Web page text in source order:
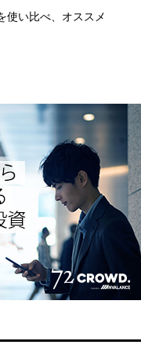
使い比べ、オススメ